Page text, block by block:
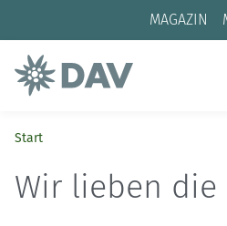
MAGAZIN
Start
Wir lieben die